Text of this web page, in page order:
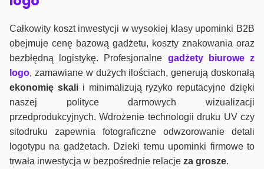
Całkowity koszt inwestycji w wysokiej klasy upominki B2B
obejmuje cenę bazową gadżetu, koszty znakowania oraz
bezbłędną logistykę. Profesjonalne gadżety biurowe z
logo, zamawiane w dużych ilościach, generują doskonałą
ekonomię skalii minimalizują ryzyko reputacyjne dzięki
naszej polityce darmowych wizualizacji
przedprodukcyjnych. Wdrożenie technologii druku UV czy
sitodruku zapewnia fotograficzne odwzorowanie detali
logotypu na gadżetach. Dzieki temu upominki firmowe to
trwała inwestycja w bezpośrednie relacje za grosze.